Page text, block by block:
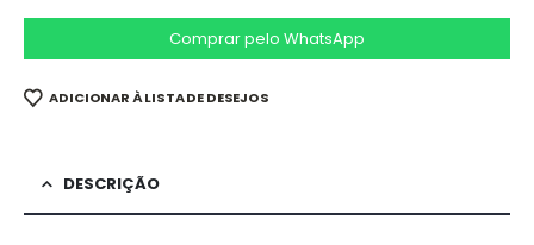
Comprar pelo WhatsApp
ADICIONAR À LISTA DE DESEJOS
DESCRIÇÃO